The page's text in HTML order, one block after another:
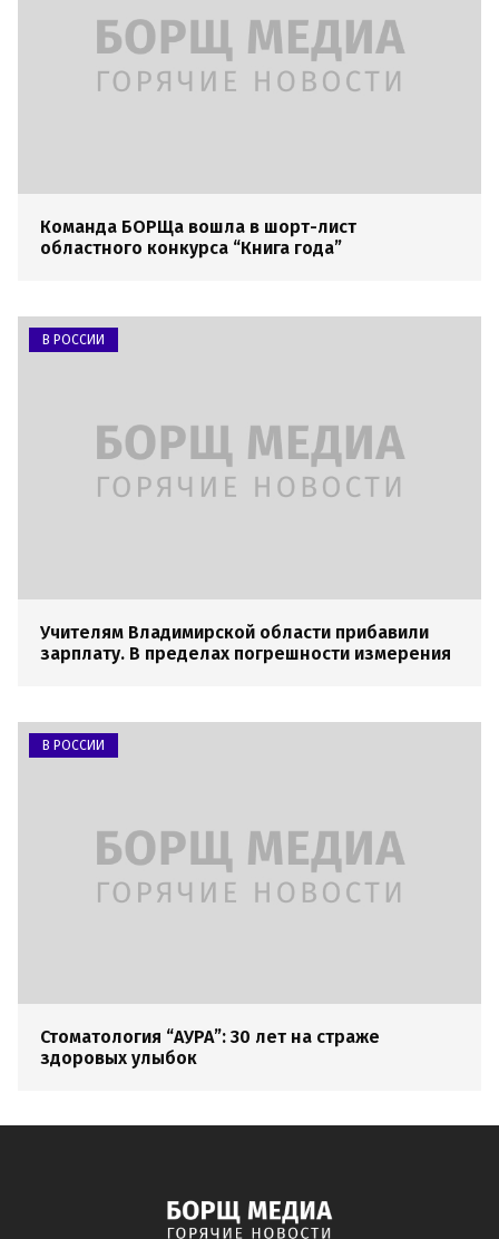
Команда БОРЩа вошла в шорт-лист
областного конкурса “Книга года”
В РОССИИ
Учителям Владимирской области прибавили
зарплату. В пределах погрешности измерения
В РОССИИ
Стоматология “АУРА”: 30 лет на страже
здоровых улыбок